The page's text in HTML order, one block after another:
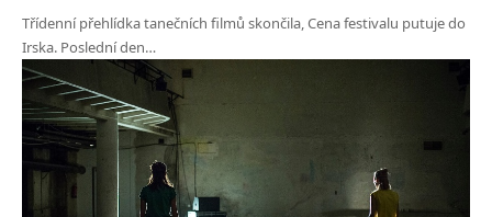
Třídenní přehlídka tanečních filmů skončila, Cena festivalu putuje do
Irska. Poslední den…